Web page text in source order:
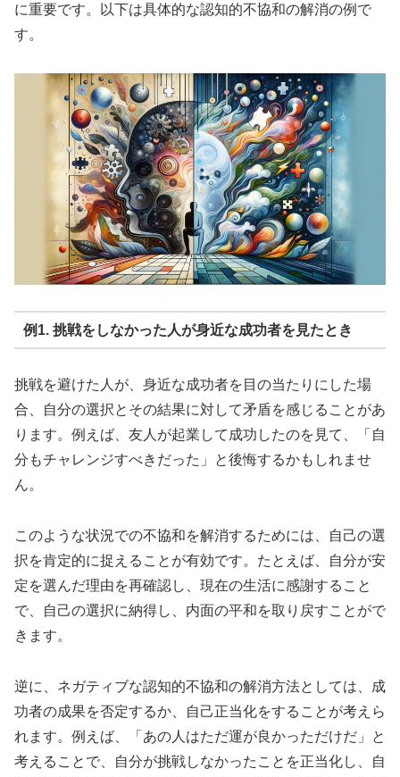
に重要です。以下は具体的な認知的不協和の解消の例で
す。
例1. 挑戦をしなかった人が身近な成功者を見たとき
挑戦を避けた人が、身近な成功者を目の当たりにした場
合、自分の選択とその結果に対して矛盾を感じることがあ
ります。例えば、友人が起業して成功したのを見て、「自
分もチャレンジすべきだった」と後悔するかもしれませ
ん。
このような状況での不協和を解消するためには、自己の選
択を肯定的に捉えることが有効です。たとえば、自分が安
定を選んだ理由を再確認し、現在の生活に感謝すること
で、自己の選択に納得し、内面の平和を取り戻すことがで
きます。
逆に、ネガティブな認知的不協和の解消方法としては、成
功者の成果を否定するか、自己正当化をすることが考えら
れます。例えば、「あの人はただ運が良かっただけだ」と
考えることで、自分が挑戦しなかったことを正当化し、自